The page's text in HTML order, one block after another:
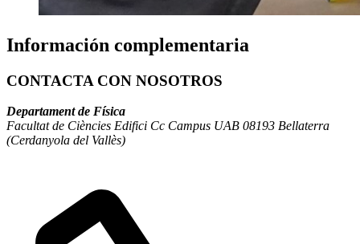
Información complementaria
CONTACTA CON NOSOTROS
Departament de Física
Facultat de Ciències Edifici Cc Campus UAB 08193 Bellaterra
(Cerdanyola del Vallès)